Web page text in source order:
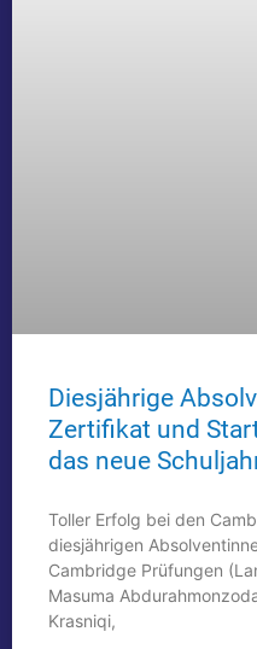
Diesjährige
Zertifikat und
das neue
Toller Erfolg bei den
diesjährigen
Cambridge Prüfungen
Masuma
Krasniqi,